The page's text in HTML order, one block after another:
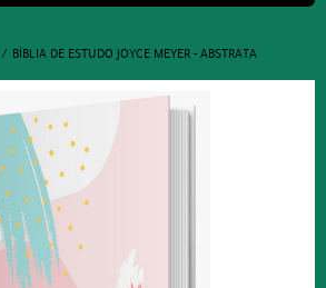
BÍBLIA DE ESTUDO JOYCE MEYER - ABSTRATA